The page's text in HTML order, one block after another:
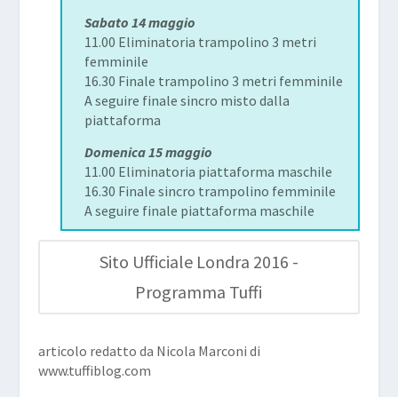
Sabato 14 maggio
11.00 Eliminatoria trampolino 3 metri
femminile
16.30 Finale trampolino 3 metri femminile
A seguire finale sincro misto dalla
piattaforma
Domenica 15 maggio
11.00 Eliminatoria piattaforma maschile
16.30 Finale sincro trampolino femminile
A seguire finale piattaforma maschile
Sito Ufficiale Londra 2016 -
Programma Tuffi
articolo redatto da Nicola Marconi di
www.tuffiblog.com